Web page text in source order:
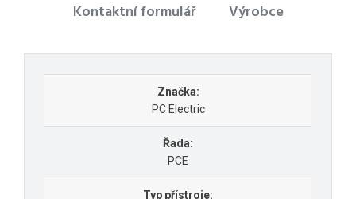
Kontaktní formulář
Výrobce
Značka:
PC Electric
Řada:
PCE
Typ přístroje: